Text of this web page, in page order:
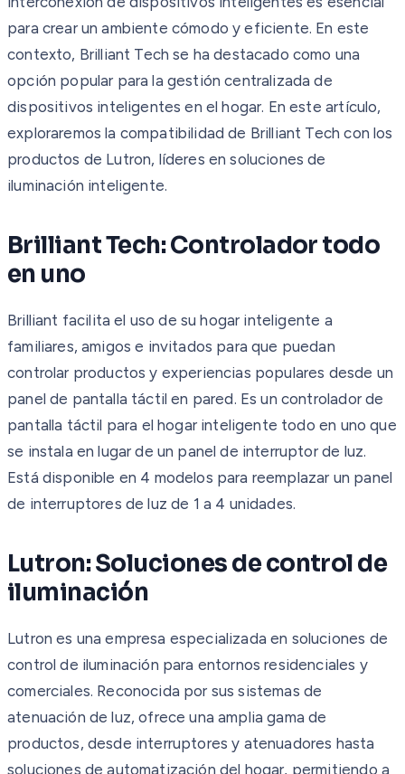
para crear un ambiente cómodo y eficiente. En este
contexto, Brilliant Tech se ha destacado como una
opción popular para la gestión centralizada de
dispositivos inteligentes en el hogar. En este artículo,
exploraremos la compatibilidad de Brilliant Tech con los
productos de Lutron, líderes en soluciones de
iluminación inteligente.
Brilliant Tech: Controlador todo
en uno
Brilliant facilita el uso de su hogar inteligente a
familiares, amigos e invitados para que puedan
controlar productos y experiencias populares desde un
panel de pantalla táctil en pared. Es un controlador de
pantalla táctil para el hogar inteligente todo en uno que
se instala en lugar de un panel de interruptor de luz.
Está disponible en 4 modelos para reemplazar un panel
de interruptores de luz de 1 a 4 unidades.
Lutron: Soluciones de control de
iluminación
Lutron es una empresa especializada en soluciones de
control de iluminación para entornos residenciales y
comerciales. Reconocida por sus sistemas de
atenuación de luz, ofrece una amplia gama de
productos, desde interruptores y atenuadores hasta
soluciones de automatización del hogar, permitiendo a